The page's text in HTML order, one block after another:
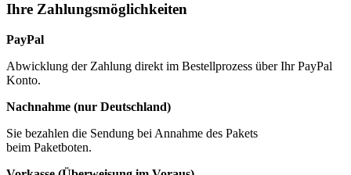
Ihre Zahlungsmöglichkeiten
PayPal
Abwicklung der Zahlung direkt im Bestellprozess über Ihr PayPal
Konto.
Nachnahme (nur Deutschland)
Sie bezahlen die Sendung bei Annahme des Pakets
beim Paketboten.